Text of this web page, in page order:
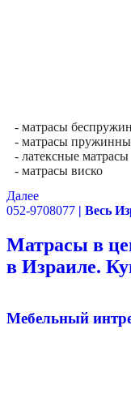
- матрасы
- матрасы
- латексные матрасы
- матрасы виско
Далее
052-9708077 | Весь
Матрасы в
в Израиле.
Мебельный